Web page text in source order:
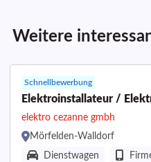
Weitere
Schnellbewerbung
Elektroinstallateur /
elektro cezanne gmbh
Mörfelden-Walldorf
Dienstwagen